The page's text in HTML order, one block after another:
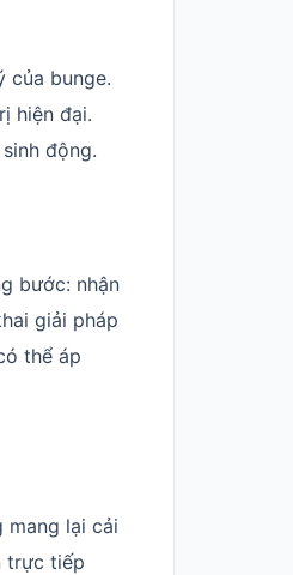
của bunge.
hiện đại.
động.
bước: nhận
giải pháp
thể áp
mang lại cải
trực tiếp